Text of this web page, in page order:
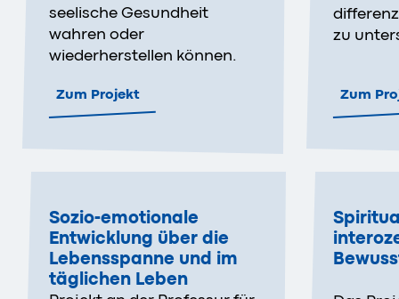
seelische Gesundheit
wahren oder
wiederherstellen können.
Zum Projekt
zu
Zum
Sozio-emotionale
Entwicklung über die
Lebensspanne und im
täglichen Leben